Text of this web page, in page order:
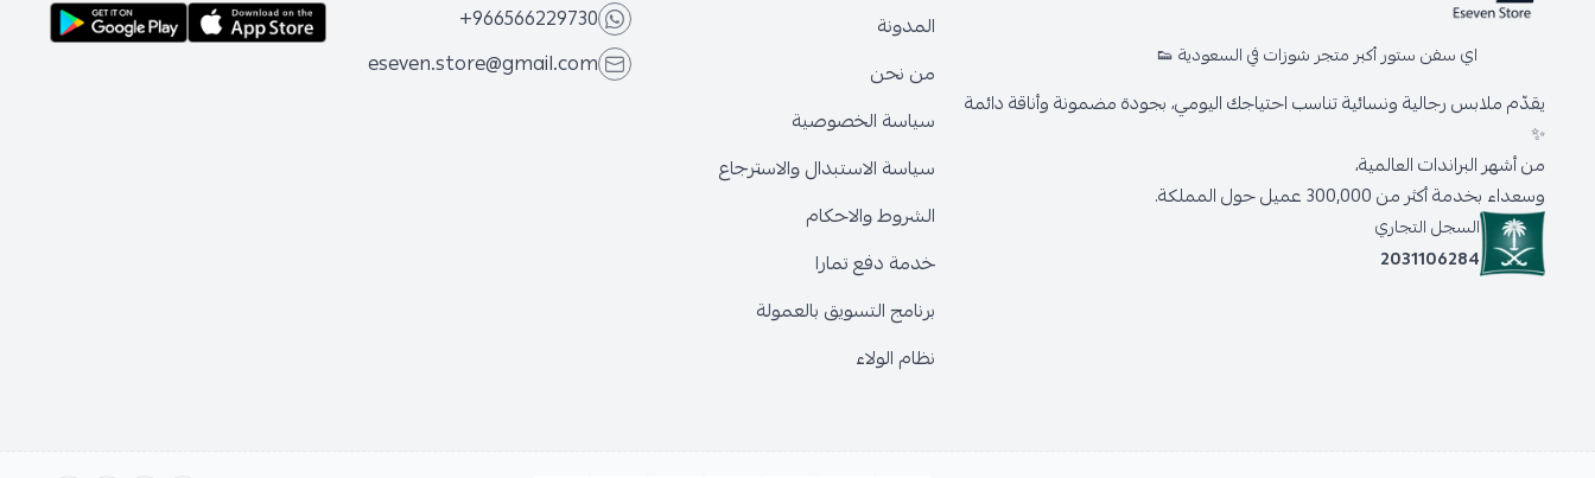
اي سفن ستور أكبر متجر شوزات في السعودية 👟
يقدّم ملابس رجالية ونسائية تناسب احتياجك اليومي، بجودة مضمونة وأناقة دائمة
✨
من أشهر البراندات العالمية،
وسعداء بخدمة أكثر من 300,000 عميل حول المملكة.
السجل التجاري
2031106284
المدونة
من نحن
سياسة الخصوصية
سياسة الاستبدال والاسترجاع
الشروط والاحكام
خدمة دفع تمارا
برنامج التسويق بالعمولة
نظام الولاء
+966566229730
eseven.store@gmail.com